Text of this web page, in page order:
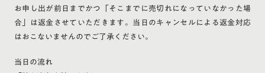
お申し出が前日までかつ「そこまでに売切れになっていなかった場
合」は返金させていただきます。当日のキャンセルによる返金対応
はおこないませんのでご了承ください。
当日の流れ